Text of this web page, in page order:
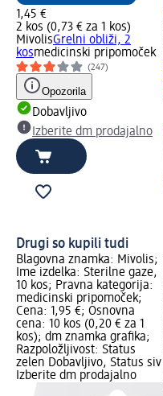
1,45 €
2 kos (0,73 € za 1 kos)
MivolisGrelni obliži, 2
kosmedicinski pripomoček
(247)
Opozorila
Dobavljivo
Izberite dm prodajalno
Drugi so kupili tudi
Blagovna znamka: Mivolis;
Ime izdelka: Sterilne gaze,
10 kos; Pravna kategorija:
medicinski pripomoček;
Cena: 1,95 €; Osnovna
cena: 10 kos (0,20 € za 1
kos); dm znamka grafika;
Razpoložljivost: Status
zelen Dobavljivo, Status siv
Izberite dm prodajalno